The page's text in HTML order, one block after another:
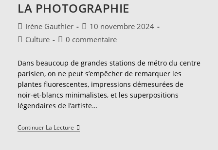
LA PHOTOGRAPHIE
Auteur/autrice
de
Irène Gauthier
Publication
publiée :
10 novembre 2024
PostCulture
Commentaires
publication :
0 commentaire
Dans beaucoup de grandes stations de métro du centre
parisien, on ne peut s’empêcher de remarquer les
plantes fluorescentes, impressions démesurées de
noir-et-blancs minimalistes, et les superpositions
légendaires de l’artiste…
Continuer La LectureLa
Vie